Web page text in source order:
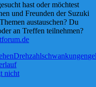
hast oder möchtest
und Freunden der Suzuki
austauschen? Du
an Treffen teilnehmen?
Drehzahlschwankungen
nicht